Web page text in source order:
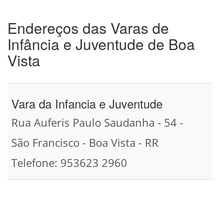
Endereços das Varas de
Infância e Juventude de Boa
Vista
Vara da Infancia e Juventude
Rua Auferis Paulo Saudanha - 54 -
São Francisco - Boa Vista - RR
Telefone: 953623 2960